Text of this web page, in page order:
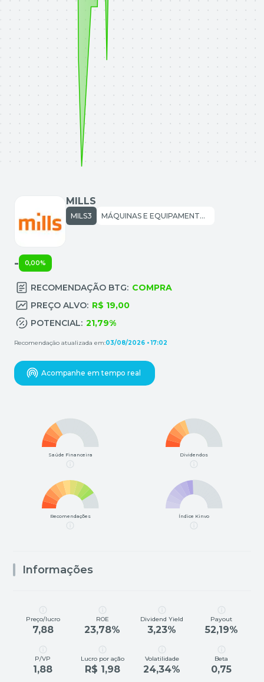
MILLS
MILS3 MÁQUINAS E EQUIPAMENTOS: MÁQ. E EQUIP. INDUSTRIAIS
Acompanhe em tempo real
- 0,00%
RECOMENDAÇÃO BTG: COMPRA
PREÇO ALVO: R$ 19,00
POTENCIAL: 21,79%
Recomendação atualizada em:03/08/2026 • 17:02
Saúde Financeira Dividendos
Recomendações Índice Kinvo
Informações
Preço/lucro
7,88
ROE
23,78%
Dividend Yield
3,23%
Payout
52,19%
P/VP
1,88
Lucro por ação
R$ 1,98
Volatilidade
24,34%
Beta
0,75